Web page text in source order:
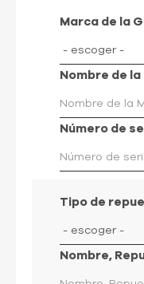
Marca de la
Nombre de la
Número de
Tipo de
Nombre,